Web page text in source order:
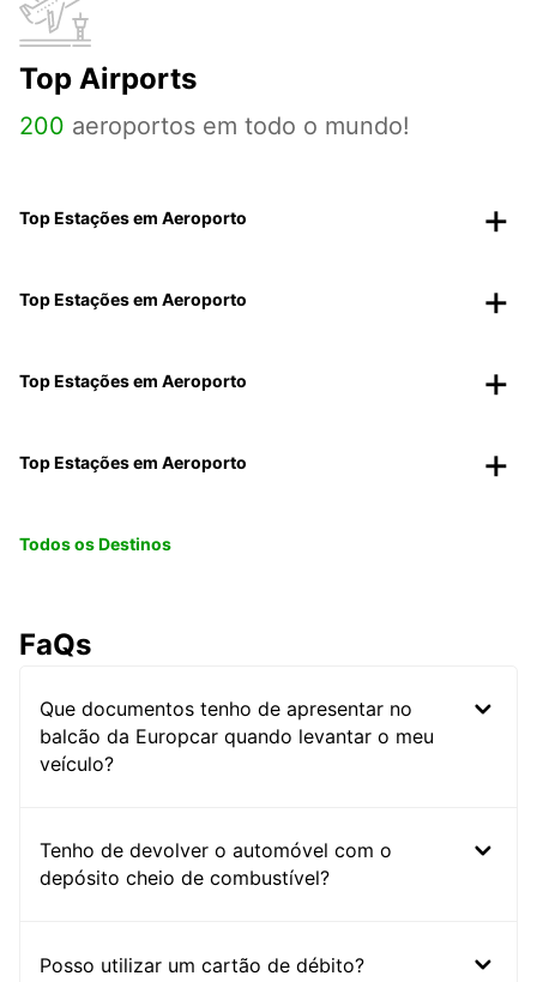
Top Airports
200 aeroportos em todo o mundo!
Top Estações em Aeroporto
Top Estações em Aeroporto
Top Estações em Aeroporto
Top Estações em Aeroporto
Todos os Destinos
FaQs
Que documentos tenho de apresentar no
balcão da Europcar quando levantar o meu
veículo?
Tenho de devolver o automóvel com o
depósito cheio de combustível?
Posso utilizar um cartão de débito?